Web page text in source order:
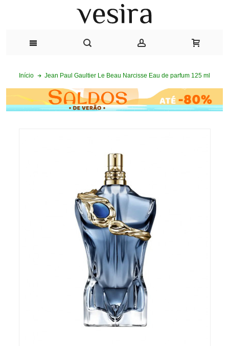
Início Jean Paul Gaultier Le Beau Narcisse Eau de parfum 125 ml